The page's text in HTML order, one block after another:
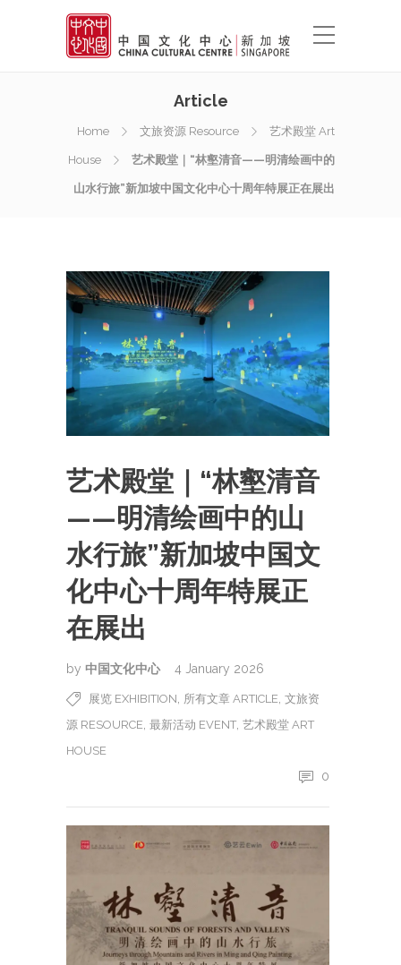
Article
Home 文旅资源 Resource 艺术殿堂 Art
House 艺术殿堂｜“林壑清音——明清绘画中的
山水行旅”新加坡中国文化中心十周年特展正在展出
艺术殿堂｜“林壑清音
——明清绘画中的山
水行旅”新加坡中国文
化中心十周年特展正
在展出
by 中国文化中心 4 January 2026
展览 EXHIBITION 所有文章 ARTICLE 文旅资
源 RESOURCE 最新活动 EVENT 艺术殿堂 ART
HOUSE
0